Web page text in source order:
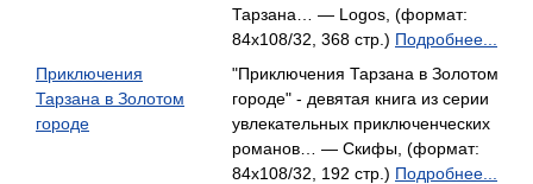
Тарзана… — Logos, (формат:
84x108/32, 368 стр.) Подробнее...
Приключения
Тарзана в Золотом
городе
"Приключения Тарзана в Золотом
городе" - девятая книга из серии
увлекательных приключенческих
романов… — Скифы, (формат:
84x108/32, 192 стр.) Подробнее...